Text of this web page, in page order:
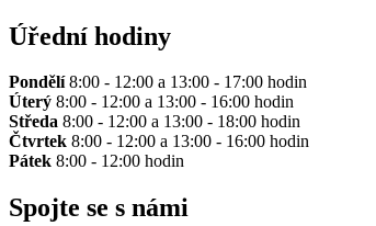
Úřední hodiny
Pondělí8:00 - 12:00 a 13:00 - 17:00 hodin
Úterý 8:00 - 12:00 a 13:00 - 16:00 hodin
Středa 8:00 - 12:00 a 13:00 - 18:00 hodin
Čtvrtek 8:00 - 12:00 a 13:00 - 16:00 hodin
Pátek 8:00 - 12:00 hodin
Spojte se s námi